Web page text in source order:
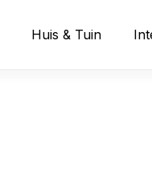
Huis & Tuin